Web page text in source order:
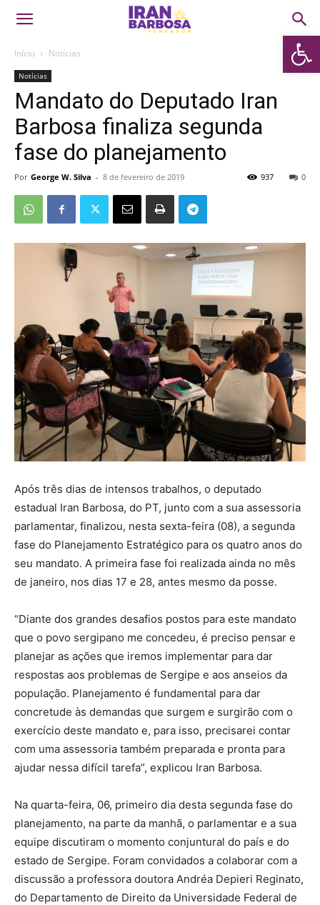
Abrir
Início Notícias
Notícias
Mandato do Deputado Iran
Barbosa finaliza segunda
fase do planejamento
Por George W. Silva - 8 de fevereiro de 2019 0
937
Após três dias de intensos trabalhos, o deputado
estadual Iran Barbosa, do PT, junto com a sua assessoria
parlamentar, finalizou, nesta sexta-feira (08), a segunda
fase do Planejamento Estratégico para os quatro anos do
seu mandato. A primeira fase foi realizada ainda no mês
de janeiro, nos dias 17 e 28, antes mesmo da posse.
“Diante dos grandes desafios postos para este mandato
que o povo sergipano me concedeu, é preciso pensar e
planejar as ações que iremos implementar para dar
respostas aos problemas de Sergipe e aos anseios da
população. Planejamento é fundamental para dar
concretude às demandas que surgem e surgirão com o
exercício deste mandato e, para isso, precisarei contar
com uma assessoria também preparada e pronta para
ajudar nessa difícil tarefa”, explicou Iran Barbosa.
Na quarta-feira, 06, primeiro dia desta segunda fase do
planejamento, na parte da manhã, o parlamentar e a sua
equipe discutiram o momento conjuntural do país e do
estado de Sergipe. Foram convidados a colaborar com a
discussão a professora doutora Andréa Depieri Reginato,
do Departamento de Direito da Universidade Federal de